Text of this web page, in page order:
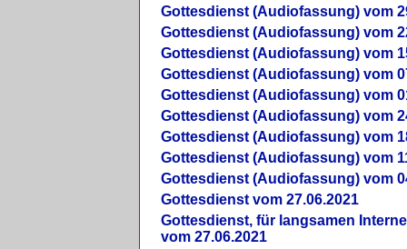
Gottesdienst (Audiofassung) vom
Gottesdienst (Audiofassung) vom
Gottesdienst (Audiofassung) vom
Gottesdienst (Audiofassung) vom
Gottesdienst (Audiofassung) vom
Gottesdienst (Audiofassung) vom
Gottesdienst (Audiofassung) vom
Gottesdienst (Audiofassung) vom
Gottesdienst (Audiofassung) vom
Gottesdienst vom 27.06.2021
Gottesdienst, für langsamen
vom 27.06.2021